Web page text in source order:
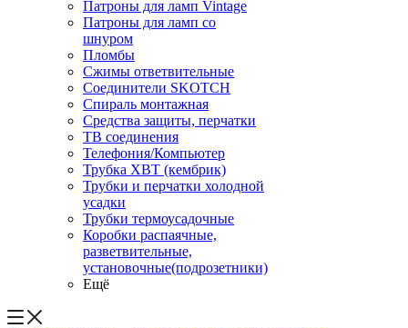
Патроны для ламп Vintage
Патроны для ламп со
шнуром
Пломбы
Сжимы ответвительные
Соединители SKOTCH
Спираль монтажная
Средства защиты, перчатки
ТВ соединения
Телефония/Компьютер
Трубка ХВТ (кембрик)
Трубки и перчатки холодной
усадки
Трубки термоусадочные
Коробки распаячные,
разветвительные,
установочные(подрозетники)
Ещё